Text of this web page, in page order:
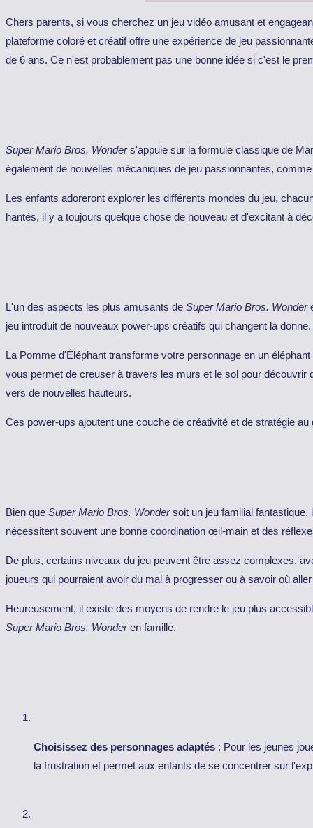
Chers parents, si vous cherchez un jeu vidéo amusant et
plateforme coloré et créatif offre une expérience de jeu
de 6 ans. Ce n'est probablement pas une bonne idée si c'est le
Super Mario Bros. Wonders'appuie sur la formule classique de
également de nouvelles mécaniques de jeu passionnantes,
Les enfants adoreront explorer les différents mondes du jeu,
hantés, il y a toujours quelque chose de nouveau et d'excitant à
L'un des aspects les plus amusants de Super Mario Bros. Wonder
jeu introduit de nouveaux power-ups créatifs qui changent la donne.
La Pomme d'Éléphant transforme votre personnage en un
vous permet de creuser à travers les murs et le sol pour
vers de nouvelles hauteurs.
Ces power-ups ajoutent une couche de créativité et de stratégie
Bien que Super Mario Bros. Wondersoit un jeu familial fantastique,
nécessitent souvent une bonne coordination œil-main et des
De plus, certains niveaux du jeu peuvent être assez complexes,
joueurs qui pourraient avoir du mal à progresser ou à savoir où
Heureusement, il existe des moyens de rendre le jeu plus
Super Mario Bros. Wonderen famille.
Choisissez des personnages adaptés : Pour les jeunes
la frustration et permet aux enfants de se concentrer sur